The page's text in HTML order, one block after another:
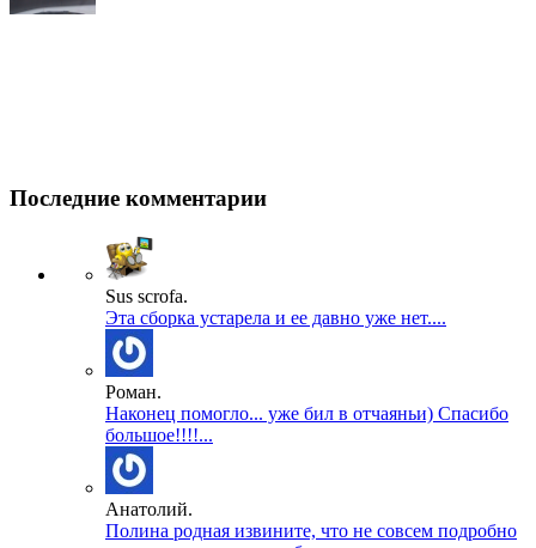
Последние комментарии
Sus scrofa.
Эта сборка устарела и ее давно уже нет....
Роман.
Наконец помогло... уже бил в отчаяньи) Спасибо
большое!!!!...
Анатолий.
Полина родная извините, что не совсем подробно